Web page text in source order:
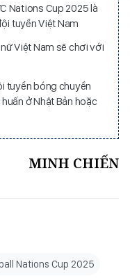
Nations Cup 2025 là
tuyển Việt Nam
Việt Nam sẽ chơi với
tuyển bóng chuyền
ở Nhật Bản hoặc
MINH CHIẾN
Nations Cup 2025